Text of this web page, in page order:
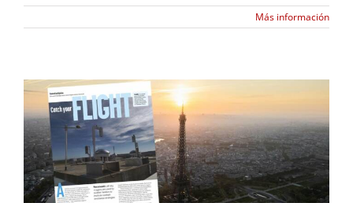
Más información